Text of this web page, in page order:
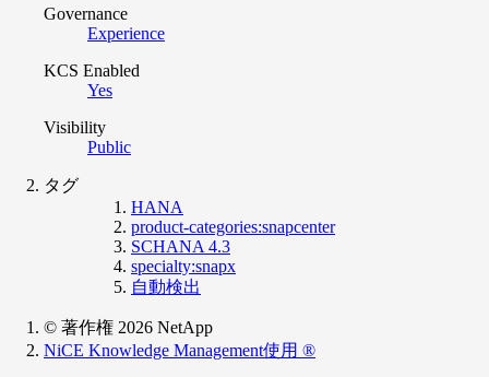
Governance
Experience
KCS Enabled
Yes
Visibility
Public
タグ
HANA
product-categories:snapcenter
SCHANA 4.3
specialty:snapx
自動検出
© 著作権 2026 NetApp
NiCE Knowledge Management使用 ®